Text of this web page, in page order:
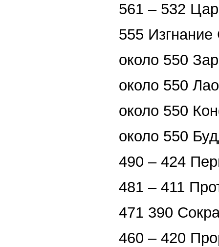
561 – 532
555
около 550
около 550
около 550
около 550
490 – 424
481 – 411
471 390
460 – 420